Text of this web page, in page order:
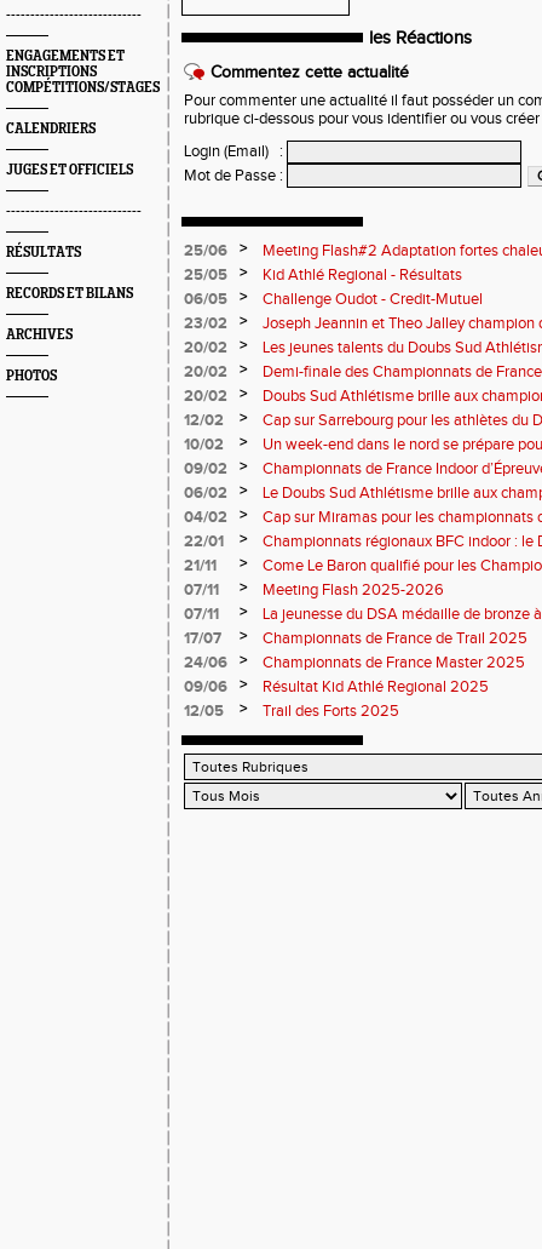
----------------------------
ENGAGEMENTS ET
INSCRIPTIONS
COMPÉTITIONS/STAGES
CALENDRIERS
JUGES ET OFFICIELS
----------------------------
RÉSULTATS
RECORDS ET BILANS
ARCHIVES
PHOTOS
les Réactions
Commentez cette actualité
Pour commenter une actualité il faut posséder un
rubrique ci-dessous pour vous identifier ou vous
Login (Email)
:
Mot de Passe :
25/06 >
Meeting Flash#2 Adaptation fortes
25/05
>
Kid Athlé Regional - Résultats
06/05
>
Challenge Oudot - Credit-Mutuel
23/02
>
Joseph Jeannin et Theo Jalley champion
DSA en grande forme pour le Jour-J
20/02 >
Les jeunes talents du Doubs Sud
championnats de France
20/02 >
Demi-finale des Championnats de
Sud Athlétisme à Sarrebourg
20/02 >
Doubs Sud Athlétisme brille aux
Nationaux et masters en salle
12/02 >
Cap sur Sarrebourg pour les athlètes du
10/02
>
Un week-end dans le nord se prépare
09/02
>
Championnats de France Indoor
Marche
06/02 >
Le Doubs Sud Athlétisme brille aux
cross à Vesoul
04/02 >
Cap sur Miramas pour les championnats
Athlétisme bien représenté
22/01 >
Championnats régionaux BFC indoor : le
brille sur tous les fronts
21/11 >
Come Le Baron qualifié pour les
07/11
>
Meeting Flash 2025-2026
07/11
>
La jeunesse du DSA médaille de bronze
17/07
>
Championnats de France de Trail 2025
24/06
>
Championnats de France Master 2025
09/06
>
Résultat Kid Athlé Regional 2025
12/05
> Trail des Forts 2025